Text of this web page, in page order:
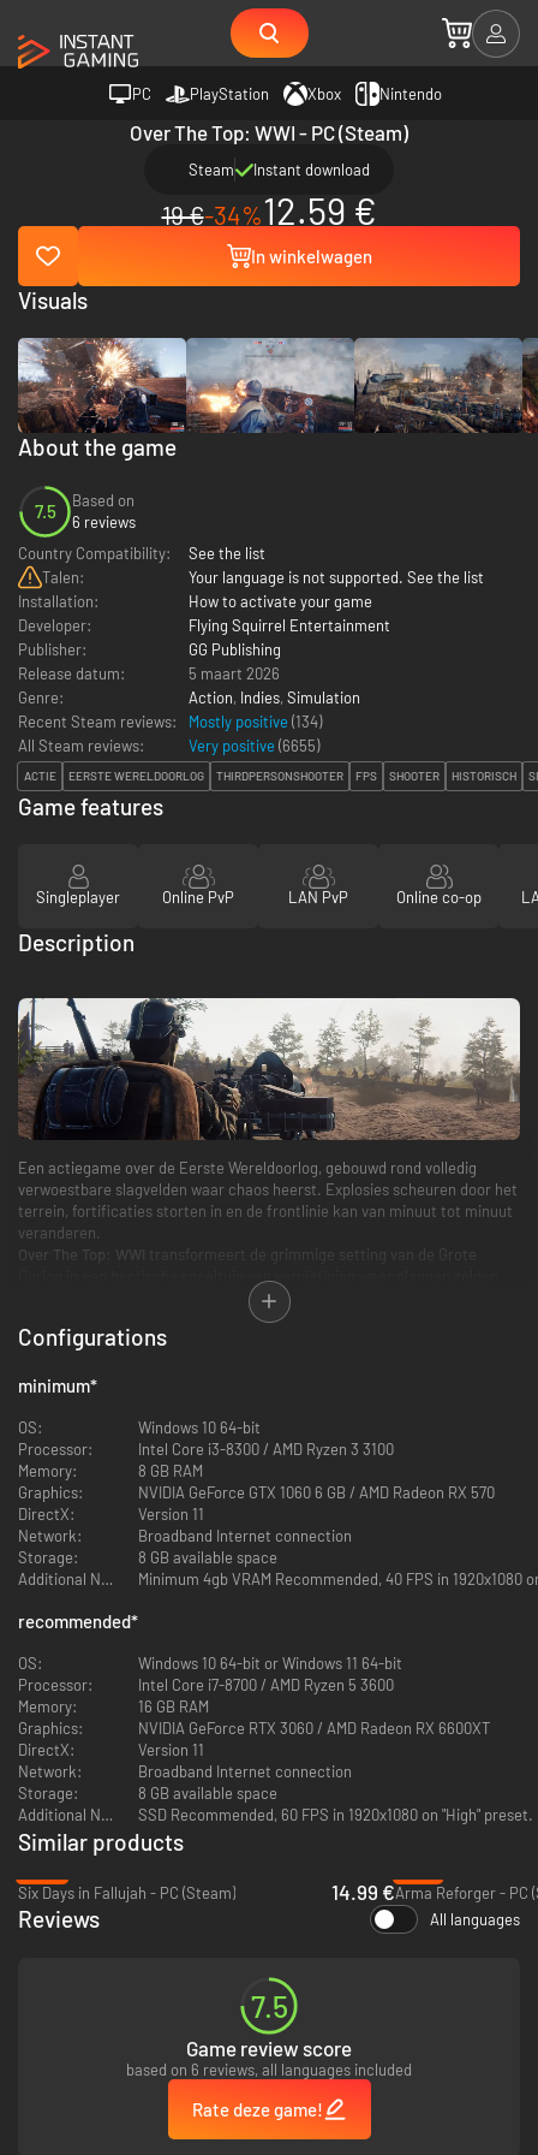
PC PlayStation Xbox Nintendo
Over The Top: WWI - PC (Steam)
Steam Instant download
19 €-34%12.59 €
In winkelwagen
About the game
7.5
Based on
6 reviews
Country Compatibility:
See the list
Talen:
Your language is not supported. See the list
Installation:
How to activate your game
Developer:
Flying Squirrel Entertainment
Publisher:
GG Publishing
Release datum:
5 maart 2026
Genre:
Action, Indies, Simulation
Recent Steam reviews:
Mostly positive (134)
All Steam reviews:
Very positive (6655)
ACTIE EERSTE WERELDOORLOG THIRDPERSONSHOOTER FPS SHOOTER HISTORISCH
Visuals
Game features
Singleplayer Online PvP LAN PvP Online co-op
Description
Een actiegame over de Eerste Wereldoorlog, gebouwd rond volledig
verwoestbare slagvelden waar chaos heerst. Explosies scheuren door het
terrein, fortificaties storten in en de frontlinie kan van minuut tot minuut
veranderen.
Over The Top: WWI transformeert de grimmige setting van de Grote
Oorlog in een hectische speeltuin van vernietiging waar plannen zelden
Kies je rol
Val aan als schutter, bouw als ingenieur, ruim loopgraven op als
vlammenwerpersoldaat of roep luchtaanvallen in als officier. Elke klasse
heeft een duidelijke taak op het slagveld en volop ruimte voor
verschillende klassen. Ontgrendel nieuwe uitrusting en aanpassingsopties
Sandbox van vernietiging
Een dynamische, destructieve WO1-sandbox: blaas alles op, graaf overal,
pas loopgraven aan, laat gebouwen instorten, vernietig vestingwerken.
Explosies laten veranderingen achter die van invloed zijn op zichtlijnen,
seizoenen en tijdstippen. Gebruik de mapeditor om je eigen slagvelden te
Configurations
minimum*
OS:
Windows 10 64-bit
Processor:
Intel Core i3-8300 / AMD Ryzen 3 3100
Memory:
8 GB RAM
Graphics:
NVIDIA GeForce GTX 1060 6 GB / AMD Radeon RX 570
DirectX:
Version 11
Network:
Broadband Internet connection
Storage:
8 GB available space
Additional Notes:
Minimum 4gb VRAM Recommended, 40 FPS in 1920x1080
recommended*
OS:
Windows 10 64-bit or Windows 11 64-bit
Processor:
Intel Core i7-8700 / AMD Ryzen 5 3600
Memory:
16 GB RAM
Graphics:
NVIDIA GeForce RTX 3060 / AMD Radeon RX 6600XT
DirectX:
Version 11
Network:
Broadband Internet connection
Storage:
8 GB available space
Additional Notes:
SSD Recommended, 60 FPS in 1920x1080 on "High" preset.
Similar products
Six Days in Fallujah - PC (Steam)
14.99 €Arma Reforger - PC
Reviews All languages
7.5
Game review score
based on 6 reviews, all languages included
Rate deze game!